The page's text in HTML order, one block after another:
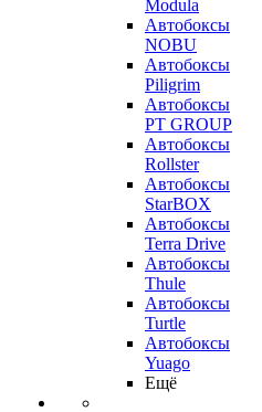
Modula
Автобоксы
NOBU
Автобоксы
Piligrim
Автобоксы
PT GROUP
Автобоксы
Rollster
Автобоксы
StarBOX
Автобоксы
Terra Drive
Автобоксы
Thule
Автобоксы
Turtle
Автобоксы
Yuago
Ещё